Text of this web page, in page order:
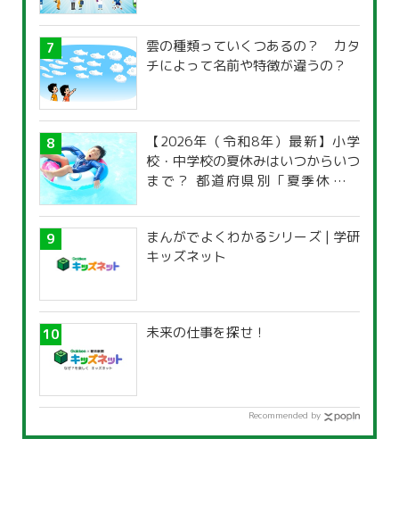
雲の種類っていくつあるの？ カタ
チによって名前や特徴が違うの？
【2026年（令和8年）最新】小学
校・中学校の夏休みはいつからいつ
まで？ 都道府県別「夏季休暇一
まんがでよくわかるシリーズ | 学研
キッズネット
未来の仕事を探せ！
Recommended by